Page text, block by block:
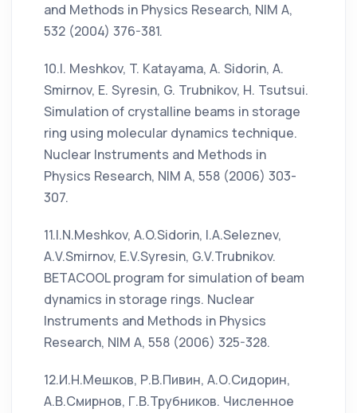
and Methods in Physics Research, NIM A,
532 (2004) 376-381.
10.I. Meshkov, T. Katayama, A. Sidorin, A.
Smirnov, E. Syresin, G. Trubnikov, H. Tsutsui.
Simulation of crystalline beams in storage
ring using molecular dynamics technique.
Nuclear Instruments and Methods in
Physics Research, NIM A, 558 (2006) 303-
307.
11.I.N.Meshkov, A.O.Sidorin, I.A.Seleznev,
A.V.Smirnov, E.V.Syresin, G.V.Trubnikov.
BETACOOL program for simulation of beam
dynamics in storage rings. Nuclear
Instruments and Methods in Physics
Research, NIM A, 558 (2006) 325-328.
12.И.Н.Мешков, Р.В.Пивин, А.О.Сидорин,
А.В.Смирнов, Г.В.Трубников. Численное